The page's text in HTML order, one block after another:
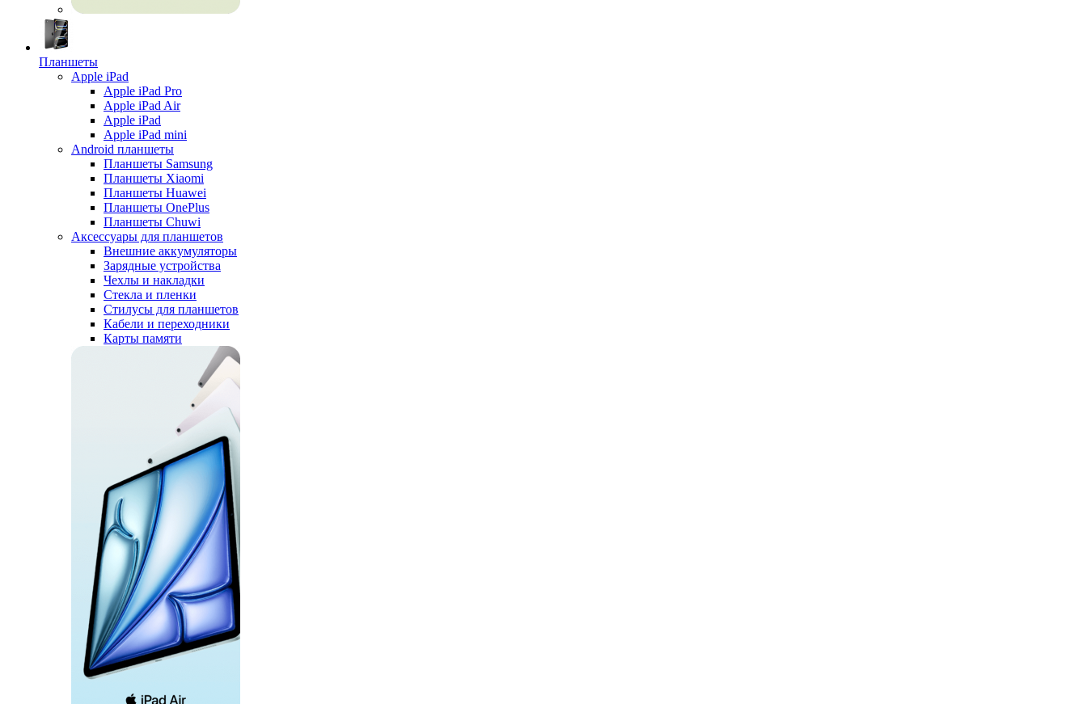
Планшеты
Apple iPad
Apple iPad Pro
Apple iPad Air
Apple iPad
Apple iPad mini
Android планшеты
Планшеты Samsung
Планшеты Xiaomi
Планшеты Huawei
Планшеты OnePlus
Планшеты Chuwi
Аксессуары для планшетов
Внешние аккумуляторы
Зарядные устройства
Чехлы и накладки
Стекла и пленки
Стилусы для планшетов
Кабели и переходники
Карты памяти